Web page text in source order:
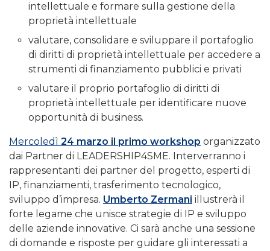
intellettuale e formare sulla gestione della
proprietà intellettuale
valutare, consolidare e sviluppare il portafoglio
di diritti di proprietà intellettuale per accedere a
strumenti di finanziamento pubblici e privati
valutare il proprio portafoglio di diritti di
proprietà intellettuale per identificare nuove
opportunità di business.
Mercoledì 24 marzo il primo workshop organizzato
dai Partner di LEADERSHIP4SME. Interverranno i
rappresentanti dei partner del progetto, esperti di
IP, finanziamenti, trasferimento tecnologico,
sviluppo d’impresa. Umberto Zermani illustrerà il
forte legame che unisce strategie di IP e sviluppo
delle aziende innovative. Ci sarà anche una sessione
di domande e risposte per guidare gli interessati a